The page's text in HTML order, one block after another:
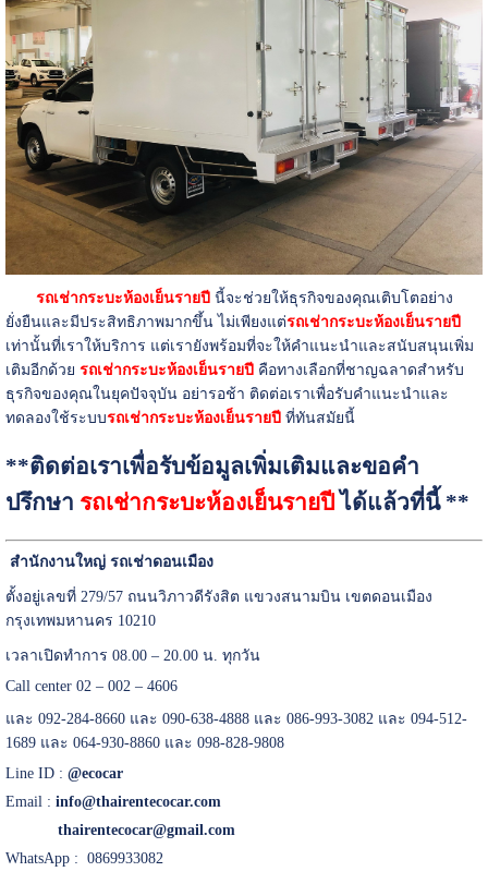
รถเช่ากระบะห้องเย็นรายปี นี้จะช่วยให้ธุรกิจของคุณเติบโตอย่าง
ยั่งยืนและมีประสิทธิภาพมากขึ้น ไม่เพียงแต่รถเช่ากระบะห้องเย็นรายปี
เท่านั้นที่เราให้บริการ แต่เรายังพร้อมที่จะให้คำแนะนำและสนับสนุนเพิ่ม
เติมอีกด้วย รถเช่ากระบะห้องเย็นรายปี คือทางเลือกที่ชาญฉลาดสำหรับ
ธุรกิจของคุณในยุคปัจจุบัน อย่ารอช้า ติดต่อเราเพื่อรับคำแนะนำและ
ทดลองใช้ระบบรถเช่ากระบะห้องเย็นรายปี ที่ทันสมัยนี้
**ติดต่อเราเพื่อรับข้อมูลเพิ่มเติมและขอคำ
ปรึกษา รถเช่ากระบะห้องเย็นรายปีได้แล้วที่นี้ **
สำนักงานใหญ่ รถเช่าดอนเมือง
ตั้งอยู่เลขที่ 279/57 ถนนวิภาวดีรังสิต แขวงสนามบิน เขตดอนเมือง
กรุงเทพมหานคร 10210
เวลาเปิดทำการ 08.00 – 20.00 น. ทุกวัน
Call center 02 – 002 – 4606
และ 092-284-8660 และ 090-638-4888 และ 086-993-3082 และ 094-512-
1689 และ 064-930-8860 และ 098-828-9808
Line ID : @ecocar
Email : info@thairentecocar.com
thairentecocar@gmail.com
WhatsApp : 0869933082